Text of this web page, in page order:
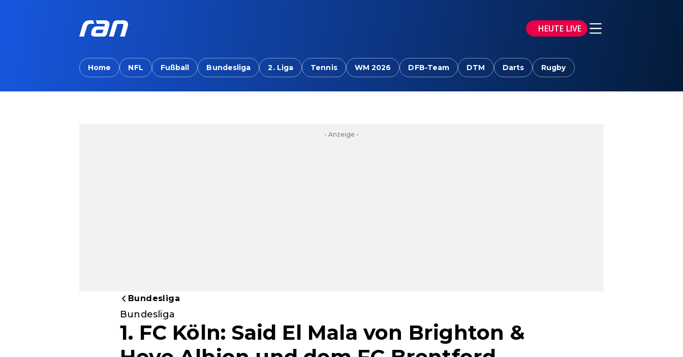
HEUTE LIVE
Home NFL Fußball Bundesliga 2. Liga Tennis WM 2026 DFB-Team DTM Darts Rugby
- Anzeige -
Bundesliga
Bundesliga
1. FC Köln: Said El Mala von Brighton &